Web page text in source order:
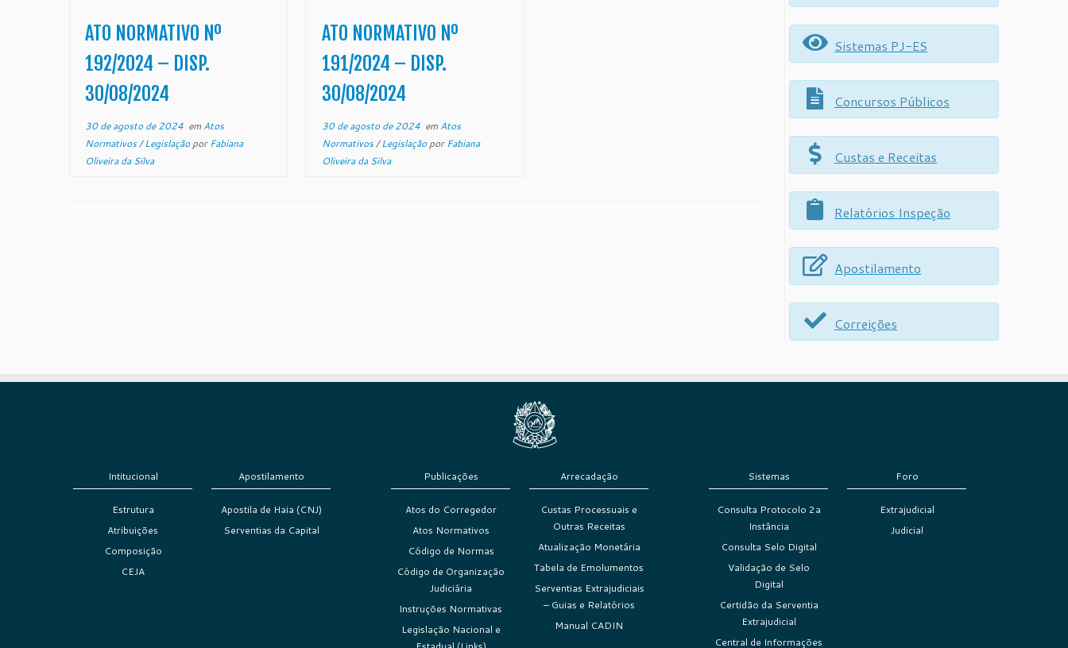
NORMATIVO N° 192/2024
Institui o Grupo para estudo da
viabilidade de implantação de uma
Central Unificada de Distribuição,
Cumprimento e […]
ATO NORMATIVO Nº
192/2024 – DISP.
30/08/2024
30 de agosto de 2024 em Atos
Normativos/LegislaçãoporFabiana
Oliveira da Silva
NORMATIVO Nº 191/2024 O
Presidente do Tribunal de Justiça
do Estado do Espírito Santo, no uso
de suas […]
ATO NORMATIVO Nº
191/2024 – DISP.
30/08/2024
30 de agosto de 2024em Atos
Normativos/LegislaçãoporFabiana
Oliveira da Silva
Sistemas PJ-ES
Concursos Públicos
Custas e Receitas
Relatórios Inspeção
Apostilamento
Correições
Intitucional
Estrutura
Atribuições
Composição
CEJA
Apostilamento
Apostila de Haia (CNJ)
Serventias da Capital
Publicações
Atos do Corregedor
Atos Normativos
Código de Normas
Código de Organização
Judiciária
Instruções Normativas
Legislação Nacional e
Arrecadação
Custas Processuais e
Outras Receitas
Atualização Monetária
Tabela de Emolumentos
Serventias Extrajudiciais
– Guias e Relatórios
Manual CADIN
Sistemas
Consulta Protocolo 2a
Instância
Consulta Selo Digital
Validação de Selo
Digital
Certidão da Serventia
Extrajudicial
Central de Informações
Foro
Extrajudicial
Judicial